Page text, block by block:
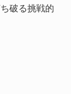
破る挑戦的